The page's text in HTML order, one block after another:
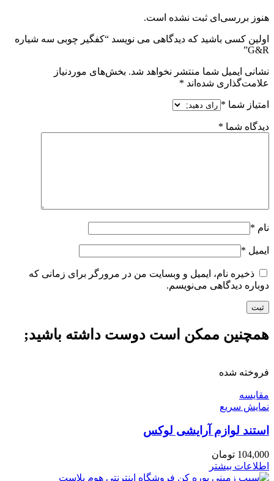
هنوز بررسی‌ای ثبت نشده است.
اولین کسی باشید که دیدگاهی می نویسد “کفگیر چوبی سه شیاره
G&R”
نشانی ایمیل شما منتشر نخواهد شد. بخش‌های موردنیاز
علامت‌گذاری شده‌اند *
امتیاز شما *
دیدگاه شما *
نام *
ایمیل *
ذخیره نام، ایمیل و وبسایت من در مرورگر برای زمانی که
دوباره دیدگاهی می‌نویسم.
همچنین ممکن است دوست داشته باشید;
فروخته شده
مقايسه
نمایش سریع
استند لوازم آرایشی لوکس
104,000 تومان
اطلاعات بیشتر